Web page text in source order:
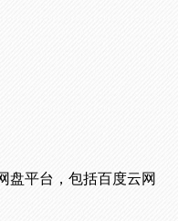
盘平台，包括百度云网